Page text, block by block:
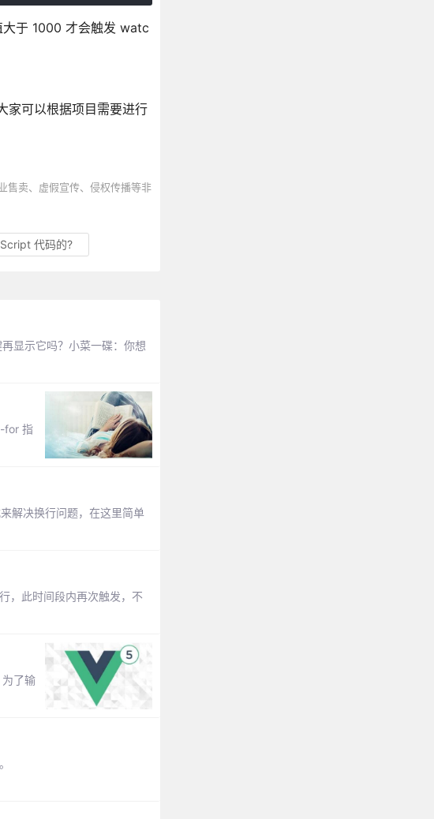
于 1000 才会触发 watc
家可以根据项目需要进行
售卖、虚假宣传、侵权传播等非
代码的?
显示它吗？小菜一碟：你想
for 指
解决换行问题，在这里简单
，此时间段内再次触发，不
了输